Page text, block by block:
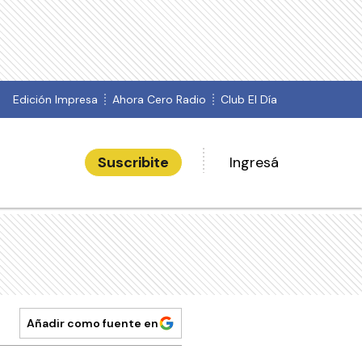
Edición Impresa Ahora Cero Radio Club El Día
Suscribite Ingresá
Añadir como fuente en